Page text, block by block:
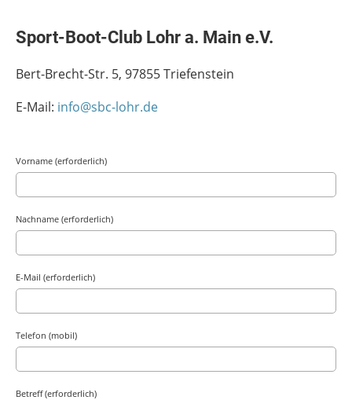
Sport-Boot-Club Lohr a. Main e.V.
Bert-Brecht-Str. 5, 97855 Triefenstein
E-Mail: info@sbc-lohr.de
Vorname (erforderlich)
Nachname (erforderlich)
E-Mail (erforderlich)
Telefon (mobil)
Betreff (erforderlich)